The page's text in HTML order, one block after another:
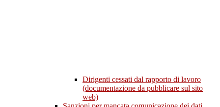
Dirigenti cessati dal rapporto di lavoro
(documentazione da pubblicare sul sito
web)